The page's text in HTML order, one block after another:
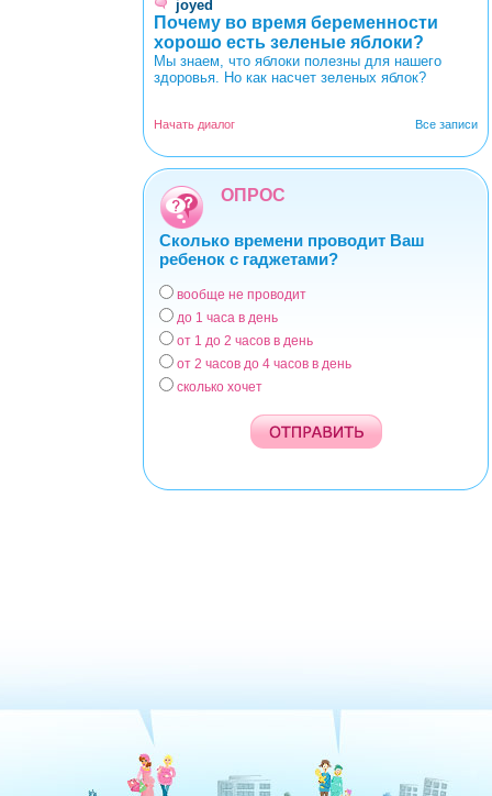
joyed
Почему во время беременности
хорошо есть зеленые яблоки?
Мы знаем, что яблоки полезны для нашего
здоровья. Но как насчет зеленых яблок?
Все записи
Начать диалог
ОПРОС
Сколько времени проводит Ваш
ребенок с гаджетами?
Варианты
вообще не проводит
до 1 часа в день
от 1 до 2 часов в день
от 2 часов до 4 часов в день
сколько хочет